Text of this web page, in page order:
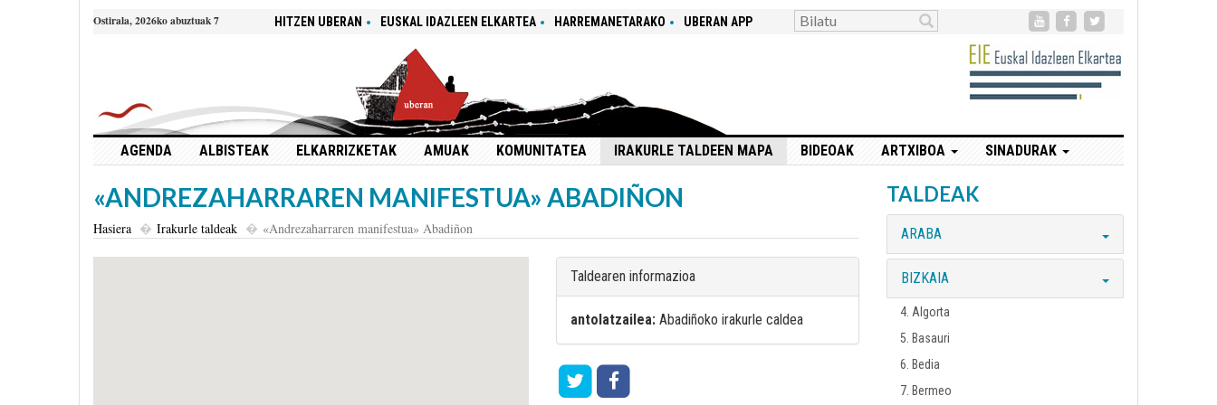
Ostirala, 2026ko abuztuak 7 HITZEN UBERAN EUSKAL IDAZLEEN ELKARTEA HARREMANETARAKO UBERAN APP
AGENDA ALBISTEAK ELKARRIZKETAK AMUAK KOMUNITATEA IRAKURLE TALDEEN MAPA BIDEOAK ARTXIBOA SINADURAK
«ANDREZAHARRAREN MANIFESTUA» ABADIÑON
Hasiera Irakurle taldeak «Andrezaharraren manifestua» Abadiñon
Taldearen informazioa
antolatzailea: Abadiñoko irakurle caldea
TALDEAK
ARABA
BIZKAIA
4. Algorta
5. Basauri
6. Bedia
7. Bermeo